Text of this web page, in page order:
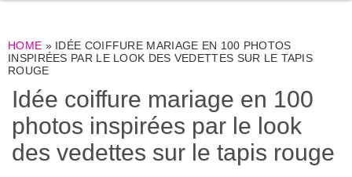
HOME » IDÉE COIFFURE MARIAGE EN 100 PHOTOS
INSPIRÉES PAR LE LOOK DES VEDETTES SUR LE TAPIS
ROUGE
Idée coiffure mariage en 100
photos inspirées par le look
des vedettes sur le tapis rouge